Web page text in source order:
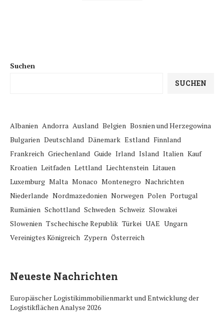
Suchen
SUCHEN
Albanien Andorra Ausland Belgien Bosnien und Herzegowina
Bulgarien Deutschland Dänemark Estland Finnland
Frankreich Griechenland Guide Irland Island Italien Kauf
Kroatien Leitfaden Lettland Liechtenstein Litauen
Luxemburg Malta Monaco Montenegro Nachrichten
Niederlande Nordmazedonien Norwegen Polen Portugal
Rumänien Schottland Schweden Schweiz Slowakei
Slowenien Tschechische Republik Türkei UAE Ungarn
Vereinigtes Königreich Zypern Österreich
Neueste Nachrichten
Europäischer Logistikimmobilienmarkt und Entwicklung der
Logistikflächen Analyse 2026